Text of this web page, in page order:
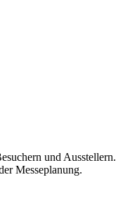
und Ausstellern.
Messeplanung.